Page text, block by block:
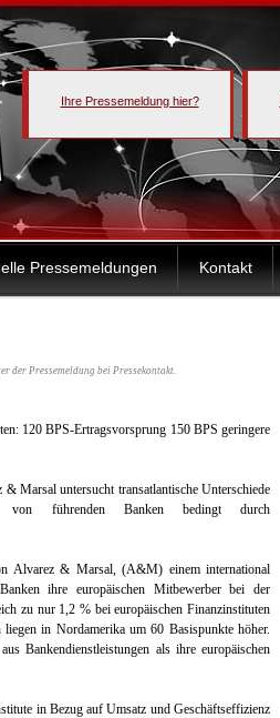
Ihre Pressemeldung hier?
Pressemeldungen Kontakt
der Pressemeldung bei Pressekontakt.
120 BPS-Ertragsvorsprung 150 BPS geringere
Marsal untersucht transatlantische Unterschiede
führenden Banken bedingt durch
Alvarez & Marsal, (A&M) einem international
ihre europäischen Mitbewerber bei der
zu nur 1,2 % bei europäischen Finanzinstituten
in Nordamerika um 60 Basispunkte höher.
Bankendienstleistungen als ihre europäischen
in Bezug auf Umsatz und Geschäftseffizienz